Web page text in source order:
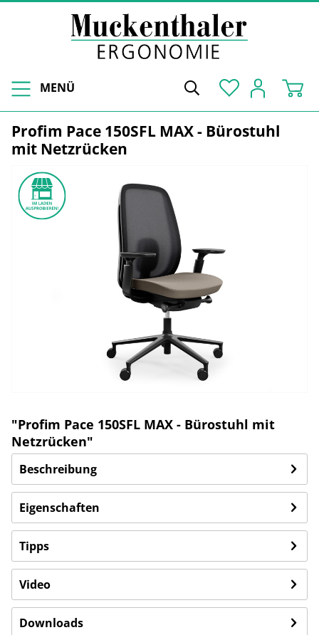
MENÜ
Profim Pace 150SFL MAX - Bürostuhl
mit Netzrücken
"Profim Pace 150SFL MAX - Bürostuhl mit
Netzrücken"
Beschreibung
Eigenschaften
Tipps
Video
Downloads